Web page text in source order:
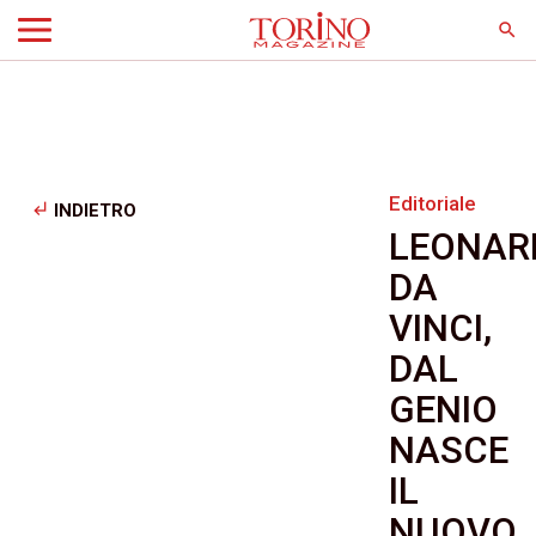
search
subdirectory_arrow_left INDIETRO Editoriale
DA
VINCI,
DAL
GENIO
NASCE
IL